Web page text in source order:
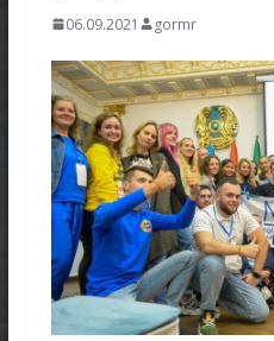
06.09.2021 gormr